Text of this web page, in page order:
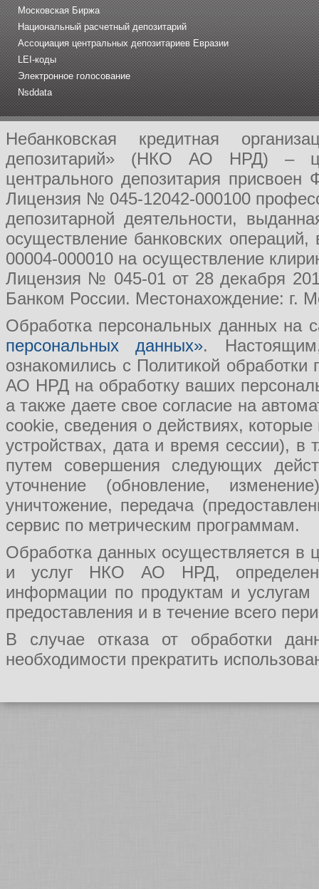
Московская Биржа
Национальный расчетный депозитарий
Ассоциация центральных депозитариев Евразии
LEI-коды
Электронное голосование
Nsddata
Небанковская кредитная
депозитарий» (НКО АО НРД) –
центрального депозитария
Лицензия № 045-12042-000100
депозитарной деятельности,
осуществление банковских
00004-000010 на осуществление
Лицензия № 045-01 от 28 декабря
Банком России. Местонахождение: г.
Обработка персональных данных на
персональных данных».
ознакомились с Политикой
АО НРД на обработку ваших
а также даете свое согласие на
cookie, сведения о действиях,
устройствах, дата и время сессии), в
путем совершения следующих
уточнение (обновление,
уничтожение, передача
сервис по метрическим программам.
Обработка данных осуществляется в
и услуг НКО АО НРД, определения
информации по продуктам и
предоставления и в течение всего
В случае отказа от обработки
необходимости прекратить